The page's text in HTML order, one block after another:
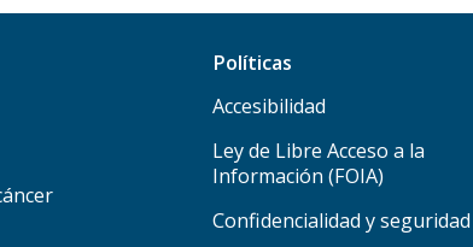
Políticas
Accesibilidad
Ley de Libre Acceso a la
Información (FOIA)
Confidencialidad y seguridad